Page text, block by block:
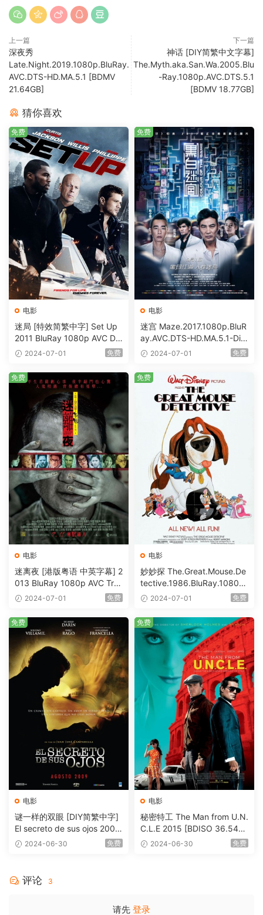
上一篇
深夜秀
Late.Night.2019.1080p.BluRay.
AVC.DTS-HD.MA.5.1 [BDMV
21.64GB]
下一篇
神话 [DIY简繁中文字幕]
The.Myth.aka.San.Wa.2005.Blu
-Ray.1080p.AVC.DTS.5.1
[BDMV 18.77GB]
猜你喜欢
电影
迷局 [特效简繁中字] Set Up
2011 BluRay 1080p AVC DT
S-HD MA5.1-shhaclm@CHD
2024-07-01 免费
免费
电影
迷宫 Maze.2017.1080p.BluR
ay.AVC.DTS-HD.MA.5.1-DiY
@HDHome [BDISO 19.7GB]
2024-07-01 免费
免费
电影
迷离夜 [港版粤语 中英字幕] 2
013 BluRay 1080p AVC Tru
eHD5.1 [BDISO 22.64GB]
2024-07-01 免费
免费
电影
妙妙探 The.Great.Mouse.De
tective.1986.BluRay.1080p.
AVC.DTS-HD.MA.5.1-HDHo
2024-07-01 免费
免费
电影
谜一样的双眼 [DIY简繁中字]
El secreto de sus ojos 2009
1080p Blu-ray AVC DTS-HD
2024-06-30 免费
免费
电影
秘密特工 The Man from U.N.
C.L.E 2015 [BDISO 36.54G
B] 2024-06-30 免费
免费
评论 3
请先 登录